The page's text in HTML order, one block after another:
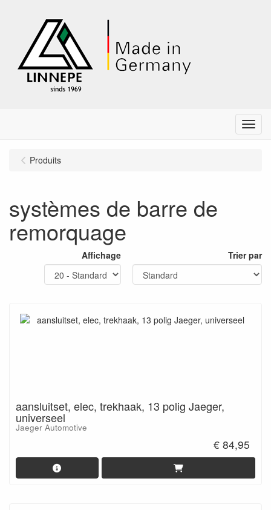
Menu
Produits
systèmes de barre de
remorquage
Affichage Trier par
aansluitset, elec, trekhaak, 13 polig Jaeger,
universeel
Jaeger Automotive
€ 84,95